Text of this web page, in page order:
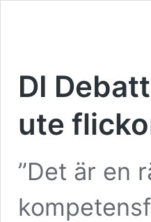
DI
ute
”Det är en